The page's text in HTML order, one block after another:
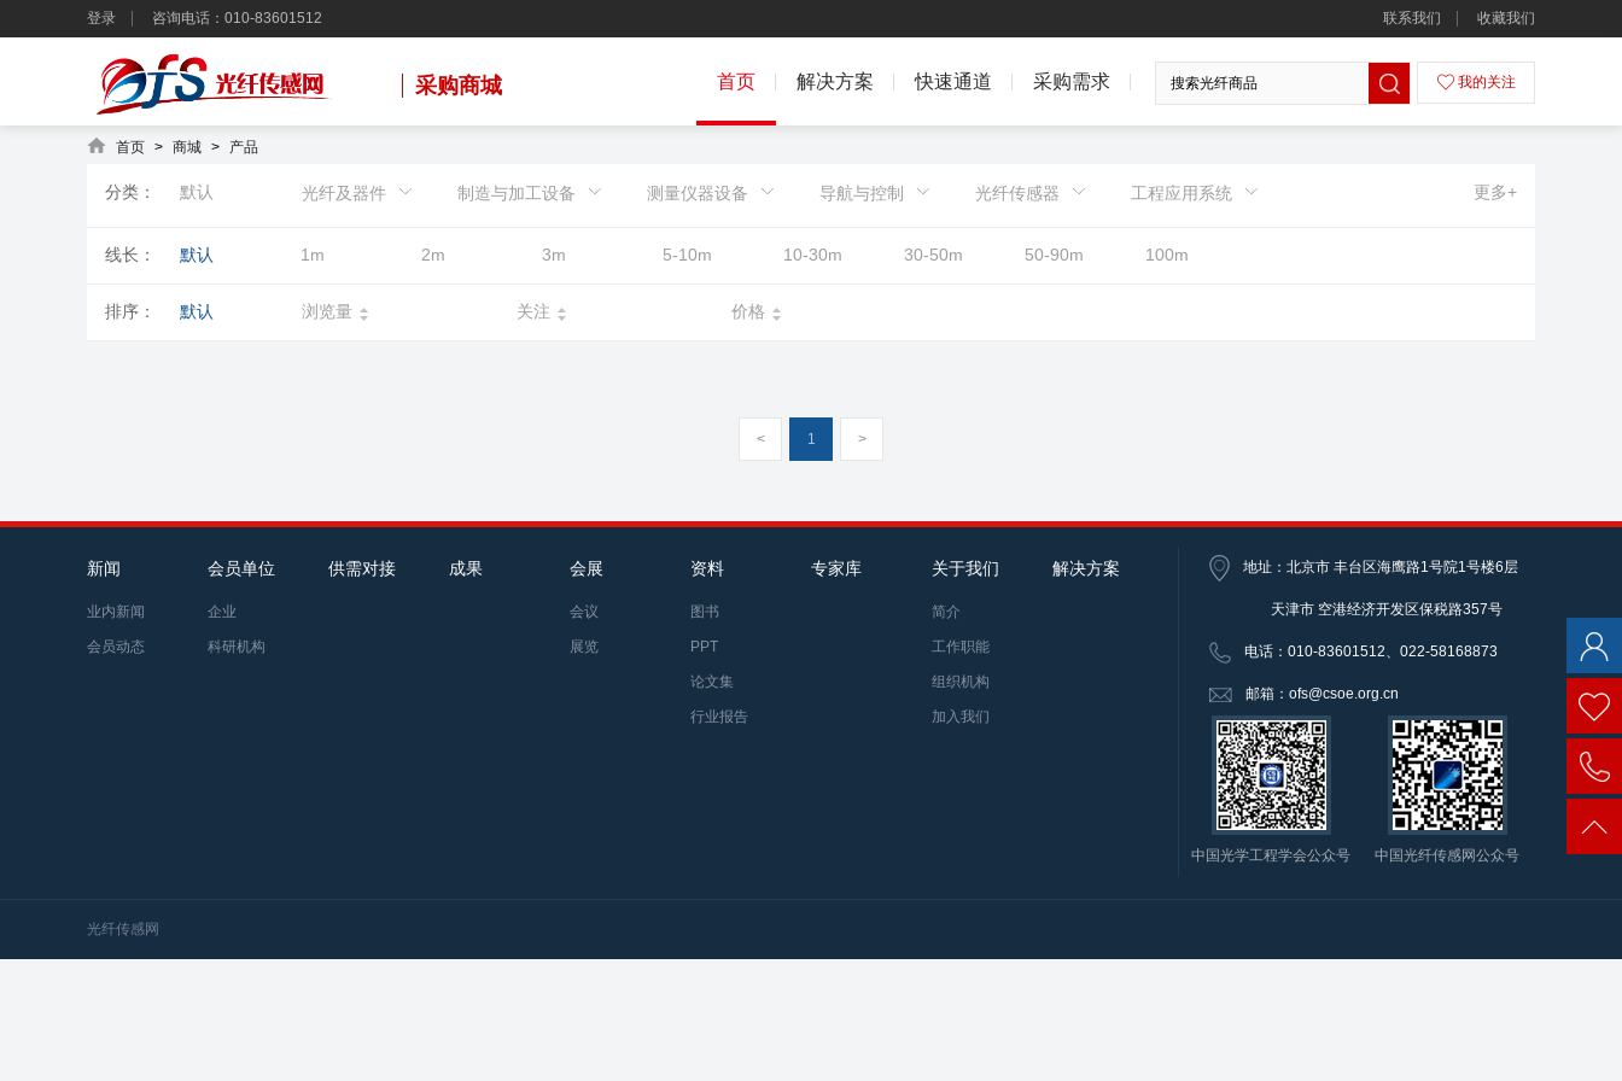
登录 咨询电话：010-83601512 联系我们 收藏我们
我的关注
采购商城 首页 解决方案 快速通道 采购需求
首页 > 商城 > 产品
分类： 更多+
默认 光纤及器件 制造与加工设备 测量仪器设备 导航与控制 光纤传感器 工程应用系统
线长： 默认 1m 2m 3m 5-10m 10-30m 30-50m 50-90m 100m
排序： 默认 浏览量 关注 价格
< 1 >
新闻
业内新闻
会员动态
会员单位
企业
科研机构
供需对接 成果 会展
会议
展览
资料
图书
PPT
论文集
行业报告
专家库 关于我们
简介
工作职能
组织机构
加入我们
解决方案 地址：北京市 丰台区海鹰路1号院1号楼6层
天津市 空港经济开发区保税路357号
电话： 010-83601512、022-58168873
邮箱：ofs@csoe.org.cn
中国光学工程学会公众号 中国光纤传感网公众号
光纤传感网